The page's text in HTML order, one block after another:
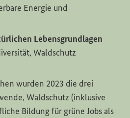
Energie und
Lebensgrundlagen
Waldschutz
wurden 2023 die drei
Waldschutz (inklusive
Bildung für grüne Jobs als